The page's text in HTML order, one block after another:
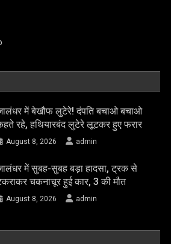
में बेखौफ लुटेरे! दंपति बचाओ बचाओ
रहे, हथियारबंद लुटेरे लूटकर हुए फरार
August 8, 2026 admin
में सुबह-सुबह बड़ा हादसा, ट्रक से
चकनाचूर हुई कार, 3 की मौत
August 8, 2026 admin